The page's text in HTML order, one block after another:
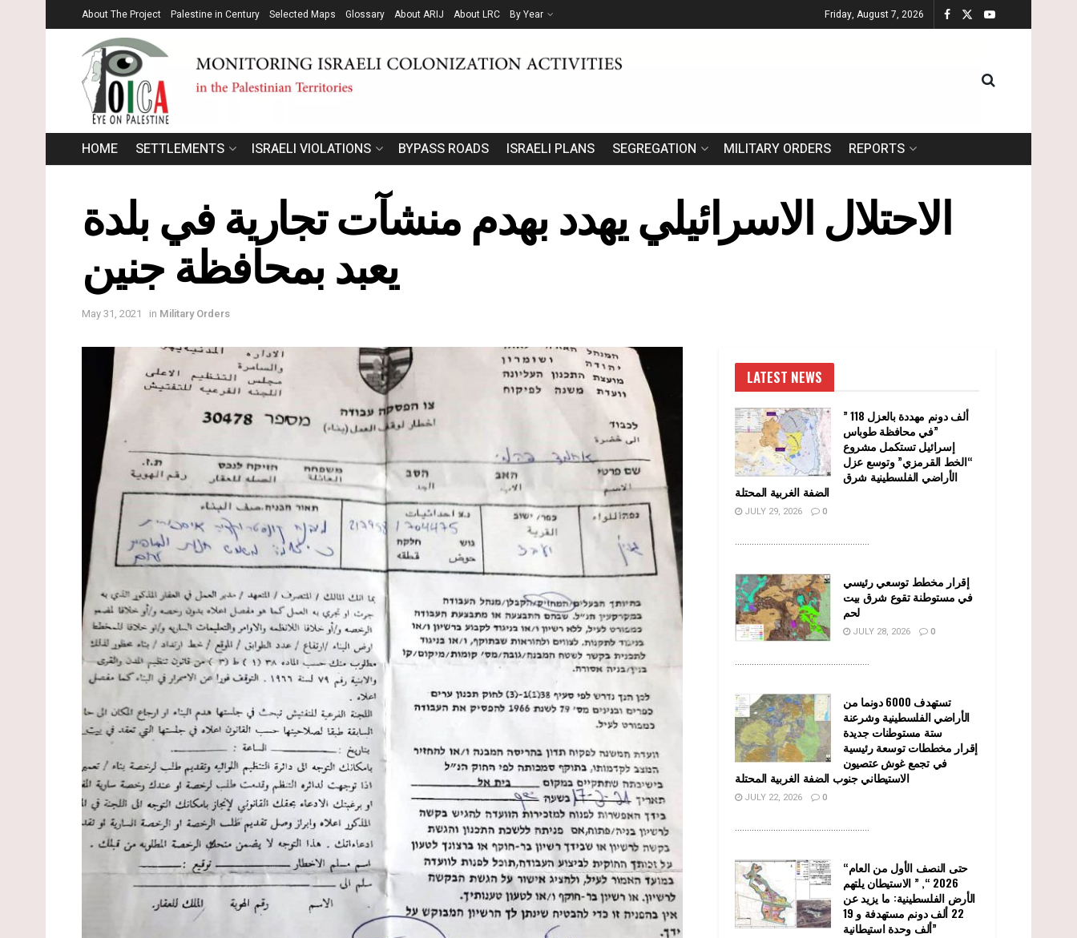
About The Project Palestine in Century Selected Maps Glossary About ARIJ About LRC By Year Friday, August 7, 2026
HOME SETTLEMENTS ISRAELI VIOLATIONS BYPASS ROADS ISRAELI PLANS SEGREGATION MILITARY ORDERS REPORTS
الاحتلال الاسرائيلي يهدد بهدم منشآت تجارية في بلدة
يعبد بمحافظة جنين
May 31, 2021 in Military Orders
LATEST NEWS
” 118 ألف دونم مهددة بالعزل
في محافظة طوباس”
إسرائيل تستكمل مشروع
“الخط القرمزي” وتوسع عزل
الأراضي الفلسطينية شرق
الضفة الغربية المحتلة
JULY 29, 2026 0
........................................................
إقرار مخطط توسعي رئيسي
في مستوطنة تقوع شرق بيت
لحم
JULY 28, 2026 0
........................................................
تستهدف 6000 دونما من
الأراضي الفلسطينية وشرعنة
ستة مستوطنات جديدة
إقرار مخططات توسعة رئيسية
في تجمع غوش عتصيون
الاستيطاني جنوب الضفة الغربية المحتلة
JULY 22, 2026 0
........................................................
“حتى النصف الأول من العام
2026 “, ” الاستيطان يلتهم
الأرض الفلسطينية: ما يزيد عن
22 ألف دونم مستهدفة و 19
ألف وحدة استيطانية”